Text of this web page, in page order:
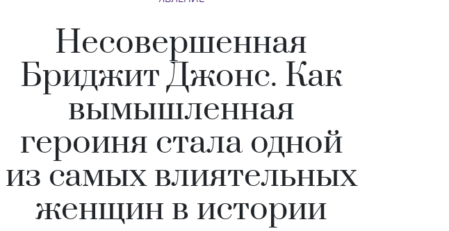
Несовершенная
Бриджит Джонс. Как
вымышленная
героиня стала одной
из самых влиятельных
женщин в истории